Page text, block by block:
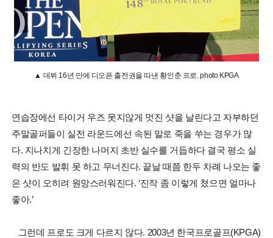
▲ 데뷔 16년 만에 디오픈 출전권을 따낸 황인춘 프로. photo KPGA
연습장에선 타이거 우즈 못지않게 멋진 샷을 날린다고 자부하던
주말골퍼들이 실전 라운드에선 속된 말로 죽을 쑤는 경우가 많
다. 지나치게 긴장한 나머지 초반 실수를 거듭하다 결국 평소 실
력의 반도 발휘 못 하고 무너진다. 끝날 때쯤 한두 차례 나오는 좋
은 샷이 오히려 원망스러워진다. ‘진작 좀 이렇게 쳤으면 얼마나
좋아.’
그런데 프로도 크게 다르지 않다. 2003년 한국프로골프(KPGA)